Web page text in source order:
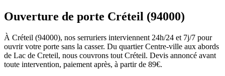
Ouverture de porte Créteil (94000)
À Créteil (94000), nos serruriers interviennent 24h/24 et 7j/7 pour
ouvrir votre porte sans la casser. Du quartier Centre-ville aux abords
de Lac de Creteil, nous couvrons tout Créteil. Devis annoncé avant
toute intervention, paiement après, à partir de 89€.